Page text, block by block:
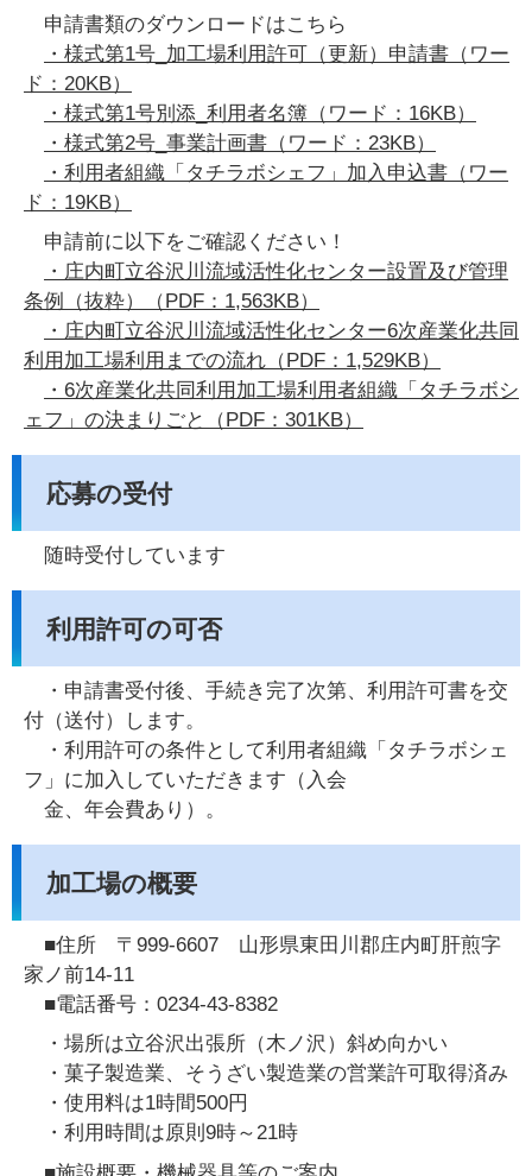
申請書類のダウンロードはこちら
・様式第1号_加工場利用許可（更新）申請書（ワー
ド：20KB）
・様式第1号別添_利用者名簿（ワード：16KB）
・様式第2号_事業計画書（ワード：23KB）
・利用者組織「タチラボシェフ」加入申込書（ワー
ド：19KB）
申請前に以下をご確認ください！
・庄内町立谷沢川流域活性化センター設置及び管理
条例（抜粋）（PDF：1,563KB）
・庄内町立谷沢川流域活性化センター6次産業化共同
利用加工場利用までの流れ（PDF：1,529KB）
・6次産業化共同利用加工場利用者組織「タチラボシ
ェフ」の決まりごと（PDF：301KB）
応募の受付
随時受付しています
利用許可の可否
・申請書受付後、手続き完了次第、利用許可書を交
付（送付）します。
・利用許可の条件として利用者組織「タチラボシェ
フ」に加入していただきます（入会
金、年会費あり）。
加工場の概要
■住所 〒999-6607 山形県東田川郡庄内町肝煎字
家ノ前14-11
■電話番号：0234-43-8382
・場所は立谷沢出張所（木ノ沢）斜め向かい
・菓子製造業、そうざい製造業の営業許可取得済み
・使用料は1時間500円
・利用時間は原則9時～21時